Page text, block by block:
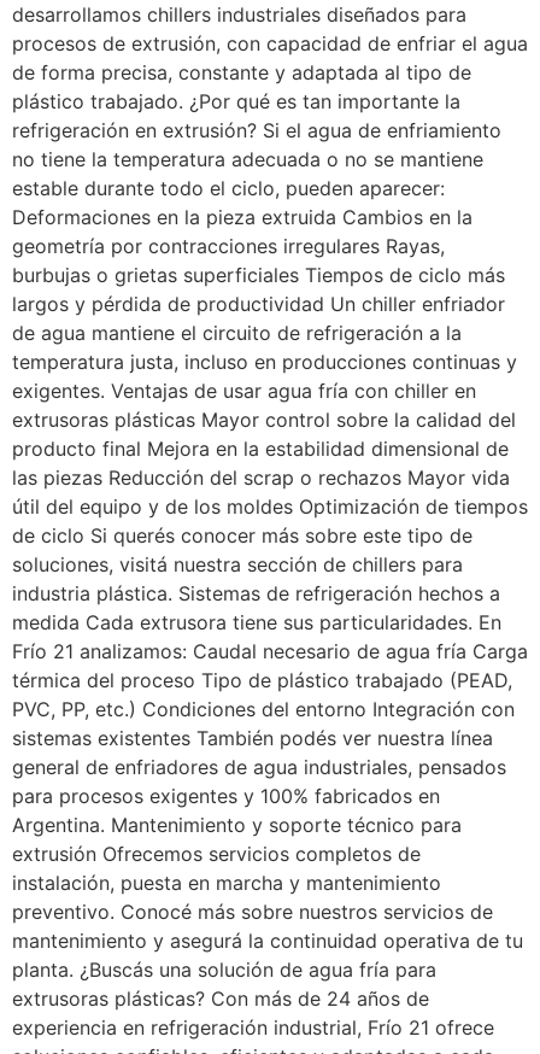
desarrollamos chillers industriales diseñados para
procesos de extrusión, con capacidad de enfriar el agua
de forma precisa, constante y adaptada al tipo de
plástico trabajado. ¿Por qué es tan importante la
refrigeración en extrusión? Si el agua de enfriamiento
no tiene la temperatura adecuada o no se mantiene
estable durante todo el ciclo, pueden aparecer:
Deformaciones en la pieza extruida Cambios en la
geometría por contracciones irregulares Rayas,
burbujas o grietas superficiales Tiempos de ciclo más
largos y pérdida de productividad Un chiller enfriador
de agua mantiene el circuito de refrigeración a la
temperatura justa, incluso en producciones continuas y
exigentes. Ventajas de usar agua fría con chiller en
extrusoras plásticas Mayor control sobre la calidad del
producto final Mejora en la estabilidad dimensional de
las piezas Reducción del scrap o rechazos Mayor vida
útil del equipo y de los moldes Optimización de tiempos
de ciclo Si querés conocer más sobre este tipo de
soluciones, visitá nuestra sección de chillers para
industria plástica. Sistemas de refrigeración hechos a
medida Cada extrusora tiene sus particularidades. En
Frío 21 analizamos: Caudal necesario de agua fría Carga
térmica del proceso Tipo de plástico trabajado (PEAD,
PVC, PP, etc.) Condiciones del entorno Integración con
sistemas existentes También podés ver nuestra línea
general de enfriadores de agua industriales, pensados
para procesos exigentes y 100% fabricados en
Argentina. Mantenimiento y soporte técnico para
extrusión Ofrecemos servicios completos de
instalación, puesta en marcha y mantenimiento
preventivo. Conocé más sobre nuestros servicios de
mantenimiento y asegurá la continuidad operativa de tu
planta. ¿Buscás una solución de agua fría para
extrusoras plásticas? Con más de 24 años de
experiencia en refrigeración industrial, Frío 21 ofrece